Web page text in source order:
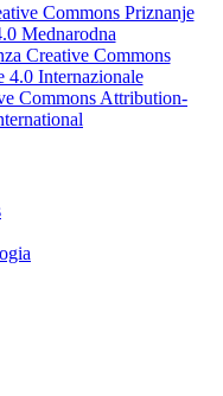
Commons Priznanje
Mednarodna
Creative Commons
4.0 Internazionale
Commons Attribution-